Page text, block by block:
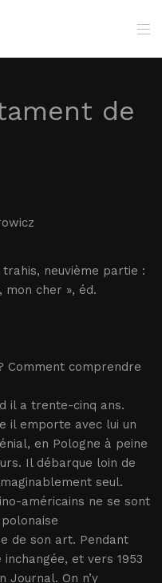
de
neuvième partie :
mon cher », éd.
Comment comprendre
il a trente-cinq ans.
il emporte avec lui un
en Pologne à peine
Il débarque loin de
seul.
américains ne se sont
de son art. Pendant
et vers 1953
Journal. On n’y